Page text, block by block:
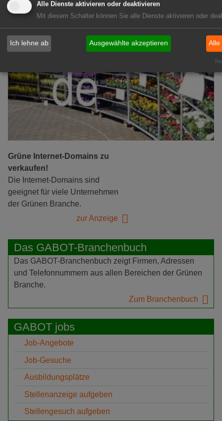
Grüne Internet-Domains zu
verkaufen!
Die Internet-Domains sind
geeignet für viele Unternehmen
der Grünen Branche.
zur Anzeige
Das GABOT-Branchenbuch
Das GABOT-Branchenbuch zeigt Firmen, Adressen
und Telefonnummern aus allen Bereichen der Grünen
Branche.
Zum Branchenbuch
GABOT jobs
Job-Angebote
Job-Gesuche
Ausbildungsplätze
Stellenanzeige aufgeben
Stellengesuch aufgeben
Alle Dienste aktivieren oder deaktivieren
Mit diesem Schalter können Sie alle Dienste aktivieren oder
Ich lehne ab Ausgewählte akzeptieren Alle